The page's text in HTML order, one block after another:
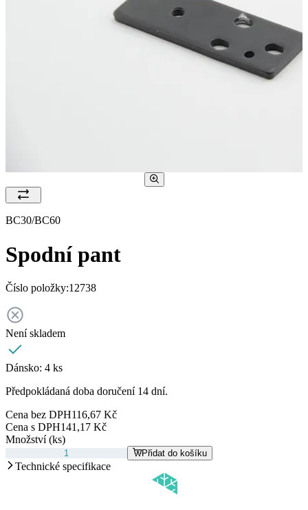
BC30/BC60
Spodní pant
Číslo položky:12738
Není skladem
Dánsko: 4 ks
Předpokládaná doba doručení 14 dní.
Cena bez DPH116,67 Kč
Cena s DPH141,17 Kč
Množství (ks)
Přidat do košíku
Technické specifikace